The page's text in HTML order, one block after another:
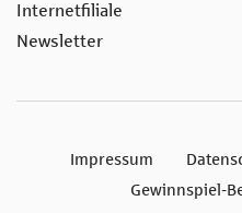
Internetfiliale
Newsletter
Impressum
Gewinnspiel-